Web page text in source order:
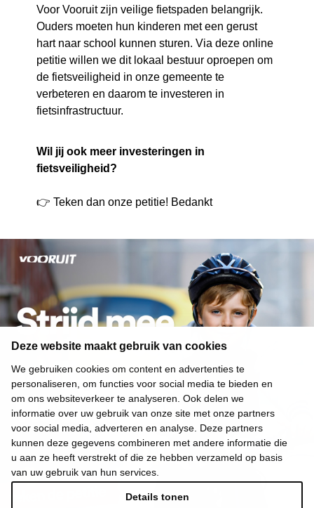
Deze website maakt gebruik van cookies
We gebruiken cookies om content en advertenties te
personaliseren, om functies voor social media te bieden en
om ons websiteverkeer te analyseren. Ook delen we
informatie over uw gebruik van onze site met onze partners
voor social media, adverteren en analyse. Deze partners
kunnen deze gegevens combineren met andere informatie die
u aan ze heeft verstrekt of die ze hebben verzameld op basis
van uw gebruik van hun services.
Details tonen
Voor Vooruit zijn veilige fietspaden belangrijk.
Ouders moeten hun kinderen met een gerust
hart naar school kunnen sturen. Via deze online
petitie willen we dit lokaal bestuur oproepen om
de fietsveiligheid in onze gemeente te
verbeteren en daarom te investeren in
fietsinfrastructuur.
Wil jij ook meer investeringen in
fietsveiligheid?
👉 Teken dan onze petitie! Bedankt